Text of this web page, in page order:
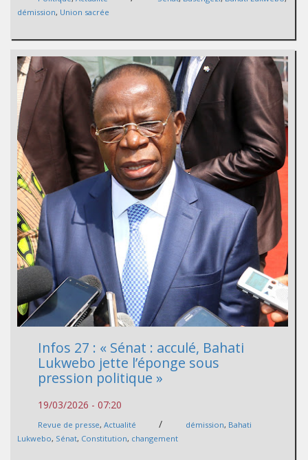
démission, Union sacrée
Infos 27 : « Sénat : acculé, Bahati
Lukwebo jette l’éponge sous
pression politique »
19/03/2026 - 07:20
Revue de presse, Actualité / démission, Bahati
Lukwebo, Sénat, Constitution, changement